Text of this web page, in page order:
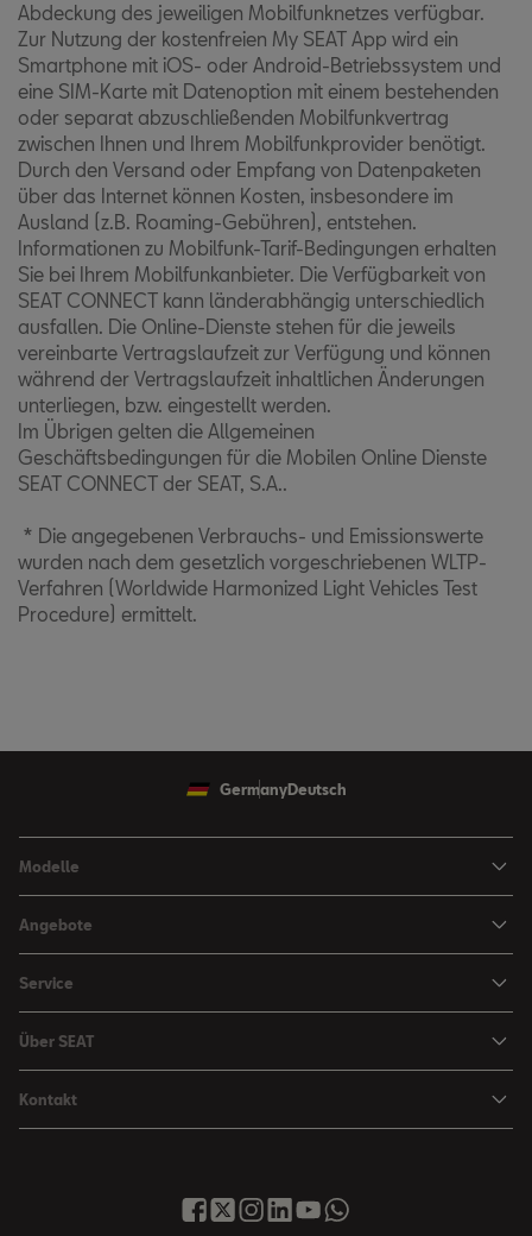
Abdeckung des jeweiligen Mobilfunknetzes verfügbar.
Zur Nutzung der kostenfreien My SEAT App wird ein
Smartphone mit iOS- oder Android-Betriebssystem und
eine SIM-Karte mit Datenoption mit einem bestehenden
oder separat abzuschließenden Mobilfunkvertrag
zwischen Ihnen und Ihrem Mobilfunkprovider benötigt.
Durch den Versand oder Empfang von Datenpaketen
über das Internet können Kosten, insbesondere im
Ausland (z.B. Roaming-Gebühren), entstehen.
Informationen zu Mobilfunk-Tarif-Bedingungen erhalten
Sie bei Ihrem Mobilfunkanbieter. Die Verfügbarkeit von
SEAT CONNECT kann länderabhängig unterschiedlich
ausfallen. Die Online-Dienste stehen für die jeweils
vereinbarte Vertragslaufzeit zur Verfügung und können
während der Vertragslaufzeit inhaltlichen Änderungen
unterliegen, bzw. eingestellt werden.
Im Übrigen gelten die Allgemeinen
Geschäftsbedingungen für die Mobilen Online Dienste
SEAT CONNECT der SEAT, S.A..
* Die angegebenen Verbrauchs- und Emissionswerte
wurden nach dem gesetzlich vorgeschriebenen WLTP-
Verfahren (Worldwide Harmonized Light Vehicles Test
Procedure) ermittelt.
GermanyDeutsch
Modelle
Arona
Leon
Leon Sportstourer
SEAT Ateca Compact SUV (discontinued)
Angebote
Sondermodelle
SEAT FOR BUSINESS Angebote
Gebrauchtfahrzeuge
Finanzdienstleistung
Sommer Service Aktion
Service
Smartphone Kompatibilität
Senderlogos
Über SEAT
News & Events
Integrität & Compliance
Kontakt
Online Service-Terminbuchung